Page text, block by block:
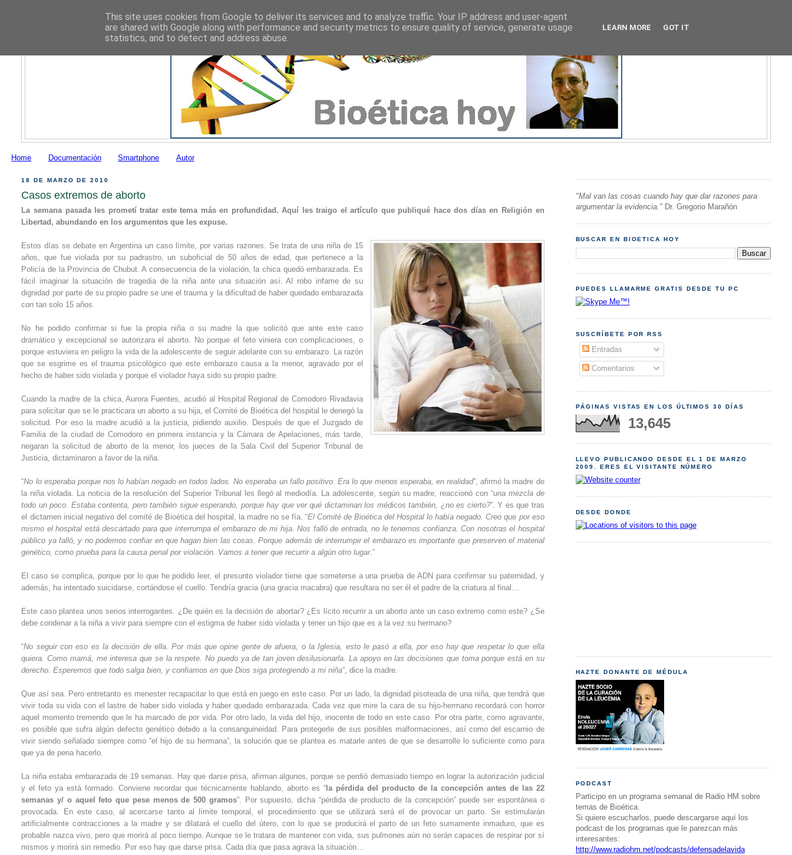
Home Documentación Smartphone Autor
18 DE MARZO DE 2010
Casos extremos de aborto
La semana pasada les prometí tratar este tema más en profundidad. Aquí les traigo el artículo que publiqué hace dos días en Religión en
Libertad, abundando en los argumentos que les expuse.
Estos días se debate en Argentina un caso límite, por varias razones. Se trata de una niña de 15
años, que fue violada por su padrastro, un suboficial de 50 años de edad, que pertenece a la
Policía de la Provincia de Chubut. A consecuencia de la violación, la chica quedó embarazada. Es
fácil imaginar la situación de tragedia de la niña ante una situación así. Al robo infame de su
dignidad por parte de su propio padre se une el trauma y la dificultad de haber quedado embarazada
con tan solo 15 años.
No he podido confirmar si fue la propia niña o su madre la que solicitó que ante este caso
dramático y excepcional se autorizara el aborto. No porque el feto viniera con complicaciones, o
porque estuviera en peligro la vida de la adolescente de seguir adelante con su embarazo. La razón
que se esgrime es el trauma psicológico que este embarazo causa a la menor, agravado por el
hecho de haber sido violada y porque el violador haya sido su propio padre.
Cuando la madre de la chica, Aurora Fuentes, acudió al Hospital Regional de Comodoro Rivadavia
para solicitar que se le practicara un aborto a su hija, el Comité de Bioética del hospital le denegó la
solicitud. Por eso la madre acudió a la justicia, pidiendo auxilio. Después de que el Juzgado de
Familia de la ciudad de Comodoro en primera instancia y la Cámara de Apelaciones, más tarde,
negaran la solicitud de aborto de la menor, los jueces de la Sala Civil del Superior Tribunal de
Justicia, dictaminaron a favor de la niña.
“No lo esperaba porque nos lo habían negado en todos lados. No esperaba un fallo positivo. Era lo que menos esperaba, en realidad”, afirmó la madre de
la niña violada. La noticia de la resolución del Superior Tribunal les llegó al mediodía. La adolescente, según su madre, reaccionó con “una mezcla de
todo un poco. Estaba contenta, pero también sigue esperando, porque hay que ver qué dictaminan los médicos también, ¿no es cierto?”. Y es que tras
el dictamen inicial negativo del comité de Bioética del hospital, la madre no se fía. “El Comité de Bioética del Hospital lo había negado. Creo que por eso
mismo el hospital está descartado para que interrumpa el embarazo de mi hija. Nos falló de entrada, no le tenemos confianza. Con nosotras el hospital
público ya falló, y no podemos confiar en que hagan bien las cosas. Porque además de interrumpir el embarazo es importante que preserven el material
genético, como prueba para la causa penal por violación. Vamos a tener que recurrir a algún otro lugar.”
El caso se complica, porque por lo que he podido leer, el presunto violador tiene que someterse a una prueba de ADN para confirmar su paternidad, y
además, ha intentado suicidarse, cortándose el cuello. Tendría gracia (una gracia macabra) que resultara no ser él el padre de la criatura al final…
Este caso plantea unos serios interrogantes. ¿De quién es la decisión de abortar? ¿Es lícito recurrir a un aborto ante un caso extremo como este? ¿Se
debe condenar a la niña a vivir para siempre con el estigma de haber sido violada y tener un hijo que es a la vez su hermano?
“No seguir con eso es la decisión de ella. Por más que opine gente de afuera, o la Iglesia, esto le pasó a ella, por eso hay que respetar lo que ella
quiera. Como mamá, me interesa que se la respete. No puedo ya de tan joven desilusionarla. La apoyo en las decisiones que toma porque está en su
derecho. Esperemos que todo salga bien, y confiamos en que Dios siga protegiendo a mi niña”, dice la madre.
Que así sea. Pero entretanto es menester recapacitar lo que está en juego en este caso. Por un lado, la dignidad pisoteada de una niña, que tendrá que
vivir toda su vida con el lastre de haber sido violada y haber quedado embarazada. Cada vez que mire la cara de su hijo-hermano recordará con horror
aquel momento tremendo que le ha marcado de por vida. Por otro lado, la vida del hijo, inocente de todo en este caso. Por otra parte, como agravante,
es posible que sufra algún defecto genético debido a la consanguineidad. Para protegerle de sus posibles malformaciones, así como del escarnio de
vivir siendo señalado siempre como “el hijo de su hermana”, la solución que se plantea es matarle antes de que se desarrolle lo suficiente como para
que ya de pena hacerlo.
La niña estaba embarazada de 19 semanas. Hay que darse prisa, afirman algunos, porque se perdió demasiado tiempo en lograr la autorización judicial
y el feto ya está formado. Conviene recordar que técnicamente hablando, aborto es “la pérdida del producto de la concepción antes de las 22
semanas y/ o aquel feto que pese menos de 500 gramos”. Por supuesto, dicha “pérdida de producto de la concepción” puede ser espontánea o
provocada. En este caso, al acercarse tanto al límite temporal, el procedimiento que se utilizará será el de provocar un parto. Se estimularán
artificialmente contracciones a la madre y se dilatará el cuello del útero, con lo que se producirá el parto de un feto sumamente inmaduro, que es
probable nazca vivo, pero que morirá al poco tiempo. Aunque se le tratara de mantener con vida, sus pulmones aún no serán capaces de respirar por sí
mismos y morirá sin remedio. Por eso hay que darse prisa. Cada día que pasa agrava la situación…
"Mal van las cosas cuando hay que dar razones para
argumentar la evidencia." Dr. Gregorio Marañón
BUSCAR EN BIOETICA HOY
PUEDES LLAMARME GRATIS DESDE TU PC
SUSCRÍBETE POR RSS
Entradas
Comentarios
PÁGINAS VISTAS EN LOS ÚLTIMOS 30 DÍAS
13,645
LLEVO PUBLICANDO DESDE EL 1 DE MARZO
2009. ERES EL VISITANTE NÚMERO
DESDE DONDE
HAZTE DONANTE DE MÉDULA
PODCAST
Participo en un programa semanal de Radio HM sobre
temas de Bioética.
Si quiere escucharlos, puede descargarse aquí los
podcast de los programas que le parezcan más
interesantes:
http://www.radiohm.net/podcasts/defensadelavida
This site uses cookies from Google to deliver its services and to analyze traffic. Your IP address and user-agent
are shared with Google along with performance and security metrics to ensure quality of service, generate usage
statistics, and to detect and address abuse.
LEARN MORE GOT IT